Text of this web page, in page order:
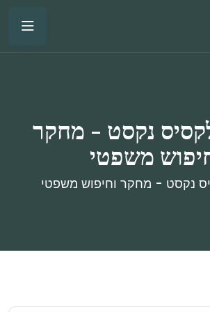
נקסט - מחקר
משפטי
נקסט - מחקר וחיפוש משפטי